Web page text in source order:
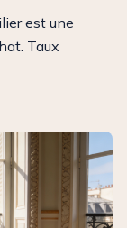
est une
Taux